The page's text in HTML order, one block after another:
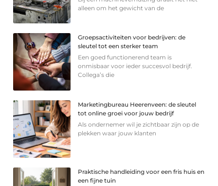
alleen om het gewicht van de
Groepsactiviteiten voor bedrijven: de
sleutel tot een sterker team
Een goed functionerend team is
onmisbaar voor ieder succesvol bedrijf.
Collega’s die
Marketingbureau Heerenveen: de sleutel
tot online groei voor jouw bedrijf
Als ondernemer wil je zichtbaar zijn op de
plekken waar jouw klanten
Praktische handleiding voor een fris huis en
een fijne tuin